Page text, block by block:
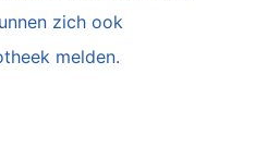
zich ook
melden.